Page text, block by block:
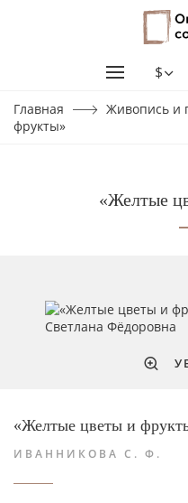
$
Главная Живопись и
фрукты»
«Желтые
«Желтые цветы и
ИВАННИКОВА С. Ф.